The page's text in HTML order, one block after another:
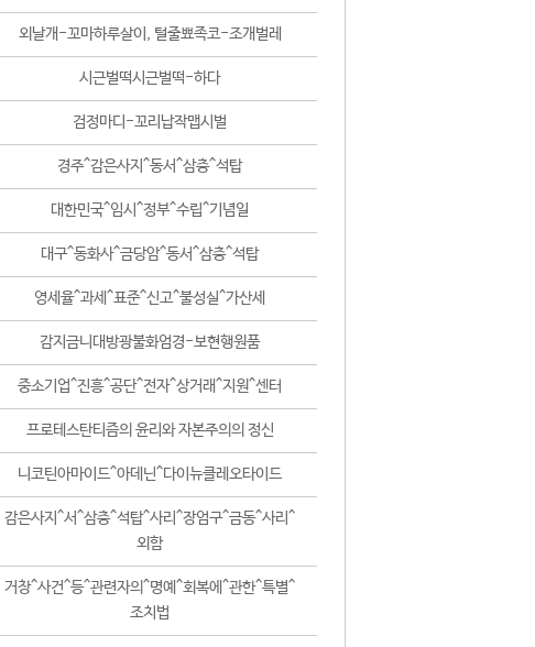
외날개-꼬마하루살이, 털줄뾰족코-조개벌레
시근벌떡시근벌떡-하다
검정마디-꼬리납작맵시벌
경주^감은사지^동서^삼층^석탑
대한민국^임시^정부^수립^기념일
대구^동화사^금당암^동서^삼층^석탑
영세율^과세^표준^신고^불성실^가산세
감지금니대방광불화엄경-보현행원품
중소기업^진흥^공단^전자^상거래^지원^센터
프로테스탄티즘의 윤리와 자본주의의 정신
니코틴아마이드^아데닌^다이뉴클레오타이드
감은사지^서^삼층^석탑^사리^장엄구^금동^사리^
외함
거창^사건^등^관련자의^명예^회복에^관한^특별^
조치법